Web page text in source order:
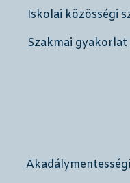
Iskolai közösségi
Szakmai gyakorlat